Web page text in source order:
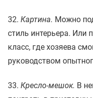
32. Картина. Можно
стиль интерьера. Или
класс, где хозяева
руководством
33. Кресло-мешок. В